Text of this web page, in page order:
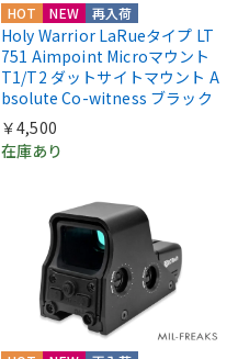
HOT NEW 再入荷
Holy Warrior LaRueタイプ LT
751 Aimpoint Microマウント
T1/T2 ダットサイトマウント A
bsolute Co-witness ブラック
￥4,500
在庫あり